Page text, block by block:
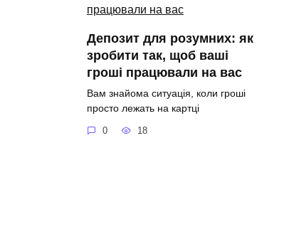
Депозит для розумних: як
зробити так, щоб ваші
гроші працювали на вас
Вам знайома ситуація, коли гроші
просто лежать на картці
0 18